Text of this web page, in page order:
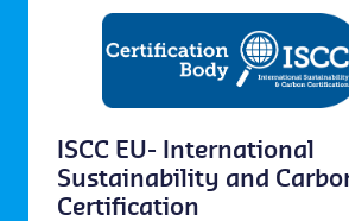
ISCC EU- International
Sustainability and Carbon
Certification